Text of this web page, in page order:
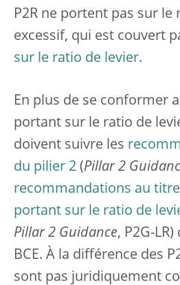
P2R ne portent pas sur le
excessif, qui est couvert
sur le ratio de levier.
En plus de se conformer
portant sur le ratio de
doivent suivre les
du pilier 2 (Pillar 2
recommandations au
portant sur le ratio de
Pillar 2 Guidance, P2G-
BCE. À la différence des
sont pas juridiquement